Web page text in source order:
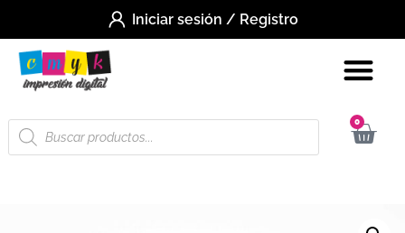
Iniciar sesión / Registro
0